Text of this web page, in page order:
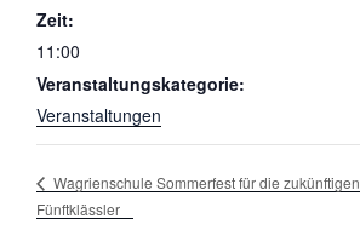
Zeit:
11:00
Veranstaltungskategorie:
Veranstaltungen
Wagrienschule Sommerfest für die zukünftigen
Fünftklässler